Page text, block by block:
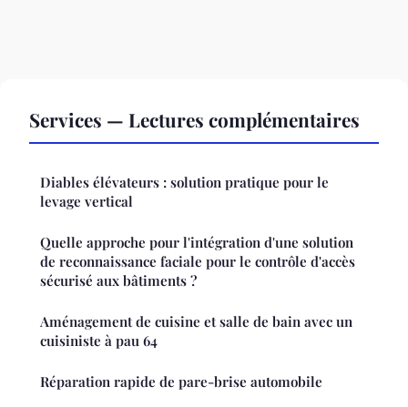
Services — Lectures complémentaires
Diables élévateurs : solution pratique pour le
levage vertical
Quelle approche pour l'intégration d'une solution
de reconnaissance faciale pour le contrôle d'accès
sécurisé aux bâtiments ?
Aménagement de cuisine et salle de bain avec un
cuisiniste à pau 64
Réparation rapide de pare-brise automobile